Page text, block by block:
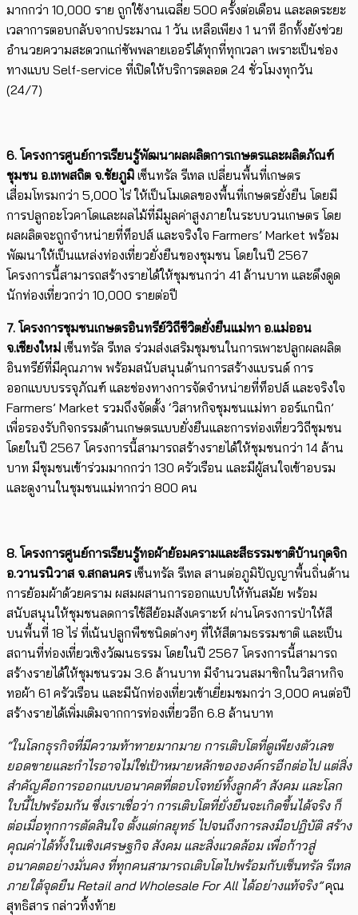
มากกว่า 10,000 ราย ถูกใช้งานเฉลี่ย 500 ครั้งต่อเดือน และลดระยะ
เวลาการตอบกลับจากประมาณ 1 วัน เหลือเพียง 1 นาที อีกทั้งยังช่วย
อำนวยความสะดวกแก่ซัพพลายเออร์ได้ทุกที่ทุกเวลา เพราะเป็นช่อง
ทางแบบ Self-service ที่เปิดให้บริการตลอด 24 ชั่วโมงทุกวัน
(24/7)
6. โครงการศูนย์การเรียนรู้พัฒนาผลผลิตการเกษตรและผลิตภัณฑ์
ชุมชน อ.เทพสถิต จ.ชัยภูมิ เซ็นทรัล รีเทล เปลี่ยนพื้นที่เกษตร
เสื่อมโทรมกว่า 5,000 ไร่ ให้เป็นโมเดลของพื้นที่เกษตรยั่งยืน โดยมี
การปลูกอะโวคาโดและผลไม้ที่มีมูลค่าสูงภายในระบบวนเกษตร โดย
ผลผลิตจะถูกจำหน่ายที่ท็อปส์ และจริงใจ Farmers’ Market พร้อม
พัฒนาให้เป็นแหล่งท่องเที่ยวยั่งยืนของชุมชน โดยในปี 2567
โครงการนี้สามารถสร้างรายได้ให้ชุมชนกว่า 41 ล้านบาท และดึงดูด
นักท่องเที่ยวกว่า 10,000 รายต่อปี
7. โครงการชุมชนเกษตรอินทรีย์วิถีชีวิตยั่งยืนแม่ทา อ.แม่ออน
จ.เชียงใหม่ เซ็นทรัล รีเทล ร่วมส่งเสริมชุมชนในการเพาะปลูกผลผลิต
อินทรีย์ที่มีคุณภาพ พร้อมสนับสนุนด้านการสร้างแบรนด์ การ
ออกแบบบรรจุภัณฑ์ และช่องทางการจัดจำหน่ายที่ท็อปส์ และจริงใจ
Farmers’ Market รวมถึงจัดตั้ง ‘วิสาหกิจชุมชนแม่ทา ออร์แกนิก’
เพื่อรองรับกิจกรรมด้านเกษตรแบบยั่งยืนและการท่องเที่ยววิถีชุมชน
โดยในปี 2567 โครงการนี้สามารถสร้างรายได้ให้ชุมชนกว่า 14 ล้าน
บาท มีชุมชนเข้าร่วมมากกว่า 130 ครัวเรือน และมีผู้สนใจเข้าอบรม
และดูงานในชุมชนแม่ทากว่า 800 คน
8. โครงการศูนย์การเรียนรู้ทอผ้าย้อมครามและสีธรรมชาติบ้านกุดจิก
อ.วานรนิวาส จ.สกลนครเซ็นทรัล รีเทล สานต่อภูมิปัญญาพื้นถิ่นด้าน
การย้อมผ้าด้วยคราม ผสมผสานการออกแบบให้ทันสมัย พร้อม
สนับสนุนให้ชุมชนลดการใช้สีย้อมสังเคราะห์ ผ่านโครงการป่าให้สี
บนพื้นที่ 18 ไร่ ที่เน้นปลูกพืชชนิดต่างๆ ที่ให้สีตามธรรมชาติ และเป็น
สถานที่ท่องเที่ยวเชิงวัฒนธรรม โดยในปี 2567 โครงการนี้สามารถ
สร้างรายได้ให้ชุมชนรวม 3.6 ล้านบาท มีจำนวนสมาชิกในวิสาหกิจ
ทอผ้า 61 ครัวเรือน และมีนักท่องเที่ยวเข้าเยี่ยมชมกว่า 3,000 คนต่อปี
สร้างรายได้เพิ่มเติมจากการท่องเที่ยวอีก 6.8 ล้านบาท
“ในโลกธุรกิจที่มีความท้าทายมากมาย การเติบโตที่ดูเพียงตัวเลข
ยอดขายและกำไรอาจไม่ใช่เป้าหมายหลักขององค์กรอีกต่อไป แต่สิ่ง
สำคัญคือการออกแบบอนาคตที่ตอบโจทย์ทั้งลูกค้า สังคม และโลก
ใบนี้ไปพร้อมกัน ซึ่งเราเชื่อว่า การเติบโตที่ยั่งยืนจะเกิดขึ้นได้จริง ก็
ต่อเมื่อทุกการตัดสินใจ ตั้งแต่กลยุทธ์ ไปจนถึงการลงมือปฏิบัติ สร้าง
คุณค่าได้ทั้งในเชิงเศรษฐกิจ สังคม และสิ่งแวดล้อม เพื่อก้าวสู่
อนาคตอย่างมั่นคง ที่ทุกคนสามารถเติบโตไปพร้อมกับเซ็นทรัล รีเทล
ภายใต้จุดยืน Retail and Wholesale For All ได้อย่างแท้จริง”คุณ
สุทธิสาร กล่าวทิ้งท้าย